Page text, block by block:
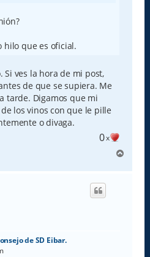
hilo que es oficial.
ves la hora de mi post,
de que se supiera. Me
tarde. Digamos que mi
los vinos con que le pille
o divaga.
0x
r
de SD Eibar.